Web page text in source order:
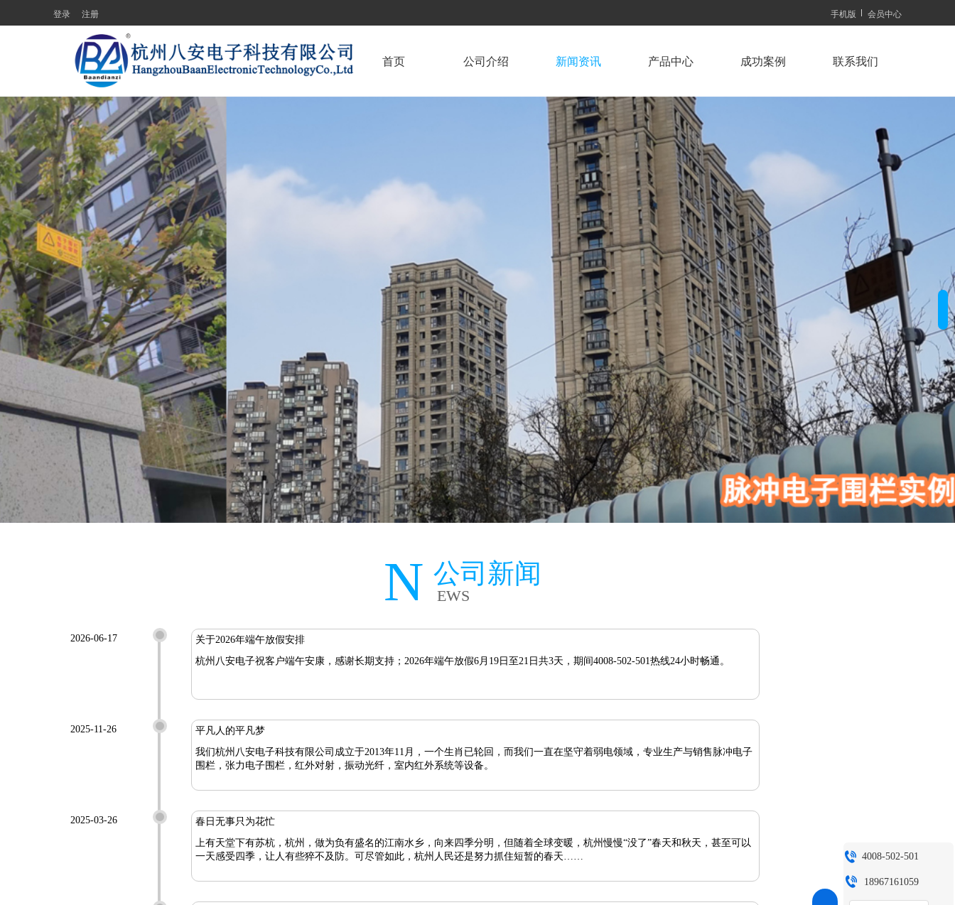
登录 注册 手机版 会员中心
首页 公司介绍 新闻资讯 产品中心 成功案例 联系我们
4008-502-501
18967161059
公司新闻
N EWS
2026-06-17
关于2026年端午放假安排
杭州八安电子祝客户端午安康，感谢长期支持；2026年端午放假6月19日至21日共3天，期间4008-502-501热线24小时畅通。
2025-11-26
平凡人的平凡梦
我们杭州八安电子科技有限公司成立于2013年11月，一个生肖已轮回，而我们一直在坚守着弱电领域，专业生产与销售脉冲电子
围栏，张力电子围栏，红外对射，振动光纤，室内红外系统等设备。
2025-03-26
春日无事只为花忙
上有天堂下有苏杭，杭州，做为负有盛名的江南水乡，向来四季分明，但随着全球变暖，杭州慢慢“没了”春天和秋天，甚至可以
一天感受四季，让人有些猝不及防。可尽管如此，杭州人民还是努力抓住短暂的春天……